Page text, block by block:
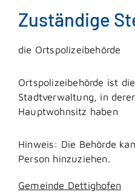
Zuständige
die Ortspolizeibehörde
Ortspolizeibehörde ist
Stadtverwaltung, in
Hauptwohnsitz haben
Hinweis: Die Behörde
Person hinzuziehen.
Gemeinde Dettighofen